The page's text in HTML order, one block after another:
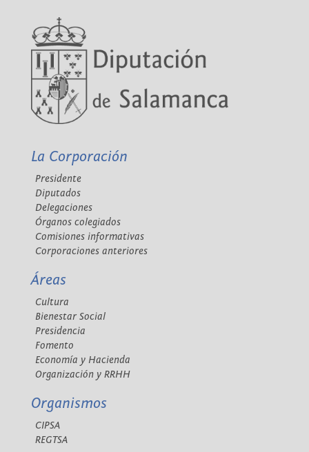
La Corporación
Presidente
Diputados
Delegaciones
Órganos colegiados
Comisiones informativas
Corporaciones anteriores
Áreas
Cultura
Bienestar Social
Presidencia
Fomento
Economía y Hacienda
Organización y RRHH
Organismos
CIPSA
REGTSA